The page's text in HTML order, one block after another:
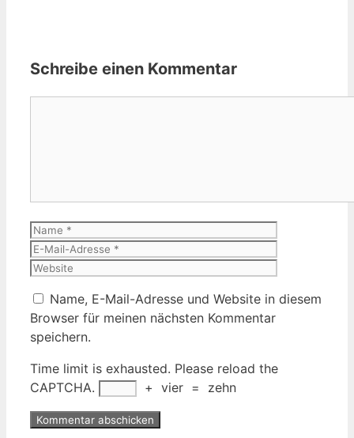
Schreibe einen Kommentar
Name
Name, E-Mail-Adresse und Website in diesem
Browser für meinen nächsten Kommentar
speichern.
Time limit is exhausted. Please reload the
CAPTCHA.
+ vier = zehn